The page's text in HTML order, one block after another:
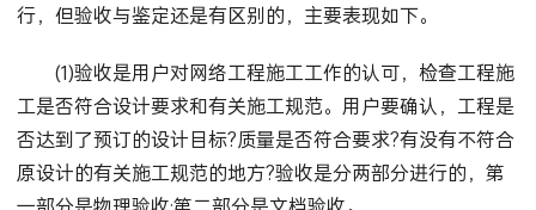
行，但验收与鉴定还是有区别的，主要表现如下。
(1)验收是用户对网络工程施工工作的认可，检查工程施
工是否符合设计要求和有关施工规范。用户要确认，工程是
否达到了预订的设计目标?质量是否符合要求?有没有不符合
原设计的有关施工规范的地方?验收是分两部分进行的，第